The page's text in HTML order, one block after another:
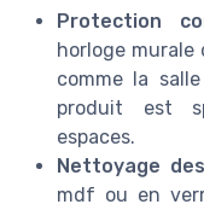
Protection
horloge murale
comme la
produit est
espaces.
Nettoyage
mdf ou en